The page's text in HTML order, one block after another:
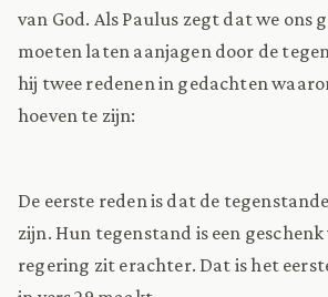
van God. Als Paulus zegt dat we ons
moeten laten aanjagen door de
hij twee redenen in gedachten
hoeven te zijn:
De eerste reden is dat de
zijn. Hun tegenstand is een geschenk
regering zit erachter. Dat is het